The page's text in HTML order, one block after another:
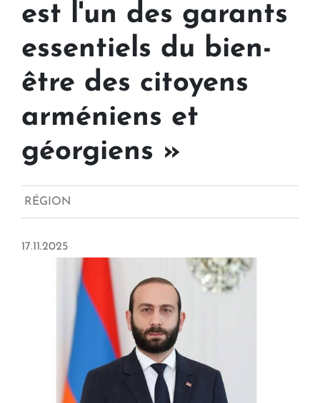
est l'un des garants
essentiels du bien-
être des citoyens
arméniens et
géorgiens »
RÉGION
17.11.2025